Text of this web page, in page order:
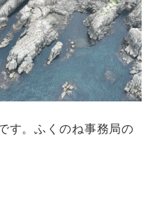
す。ふくのね事務局の